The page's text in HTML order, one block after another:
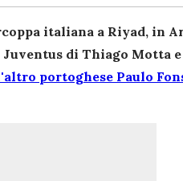
italiana a Riyad, in
di Thiago Motta
portoghese Paulo